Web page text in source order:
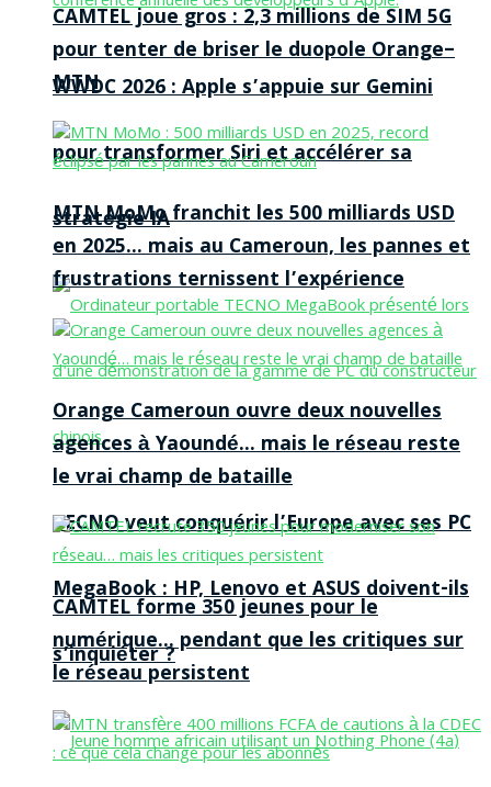
WWDC 2026 : Apple s’appuie sur Gemini
pour transformer Siri et accélérer sa
stratégie IA
TECNO veut conquérir l’Europe avec ses PC
MegaBook : HP, Lenovo et ASUS doivent-ils
s’inquiéter ?
CAMTEL joue gros : 2,3 millions de SIM 5G
pour tenter de briser le duopole Orange–
MTN
MTN MoMo franchit les 500 milliards USD
en 2025… mais au Cameroun, les pannes et
frustrations ternissent l’expérience
Orange Cameroun ouvre deux nouvelles
agences à Yaoundé… mais le réseau reste
le vrai champ de bataille
CAMTEL forme 350 jeunes pour le
numérique… pendant que les critiques sur
le réseau persistent